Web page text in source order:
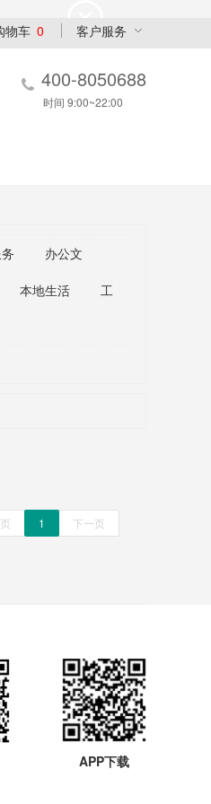
物车 0 客户服务
400-8050688
时间 9:00~22:00
办公文
本地生活 工
1 下一页
APP下载